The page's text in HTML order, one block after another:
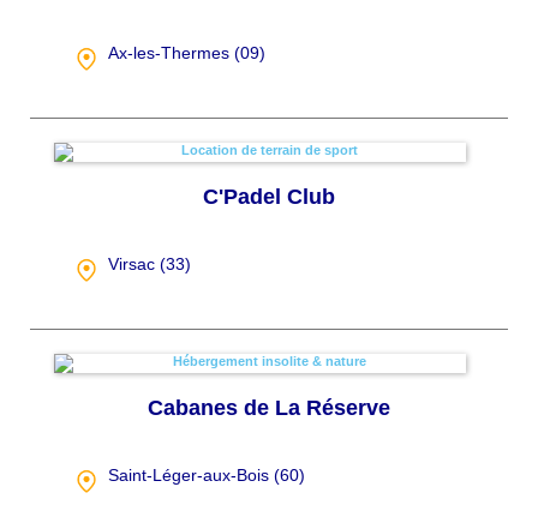
Ax-les-Thermes (09)
C'Padel Club
Virsac (33)
Cabanes de La Réserve
Saint-Léger-aux-Bois (60)